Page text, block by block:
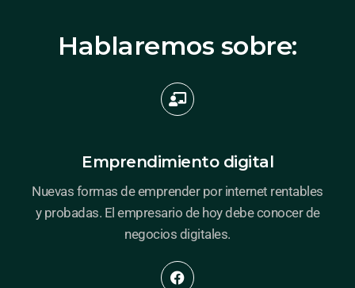
Hablaremos sobre:
Emprendimiento digital
Nuevas formas de emprender por internet rentables
y probadas. El empresario de hoy debe conocer de
negocios digitales.